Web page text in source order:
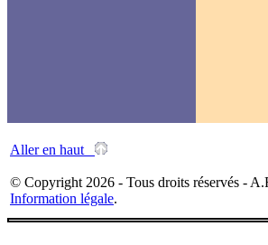
Aller en haut
© Copyright 2026 - Tous droits réservés -
Information légale.